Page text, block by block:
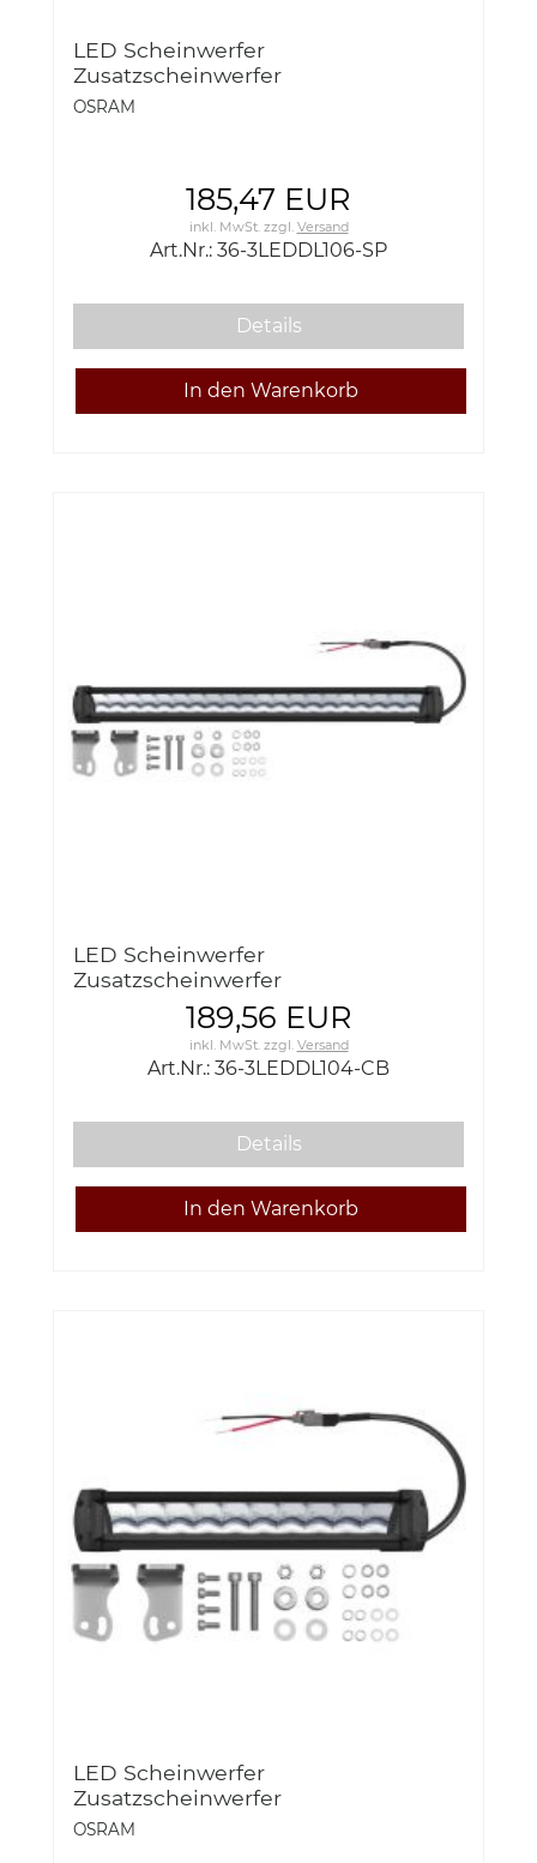
LED Scheinwerfer
Zusatzscheinwerfer
Arbeitsscheinwerfer OSRAM LED
OSRAM
185,47 EUR
inkl. MwSt.zzgl. Versand
Art.Nr.: 36-3LEDDL106-SP
Details
LED Scheinwerfer
Zusatzscheinwerfer
Arbeitsscheinwerfer FX500 COMBO
12/24V 5500 LUMEN 68W OSRAM
36-3LEDDL104-CB
189,56 EUR
inkl. MwSt.zzgl. Versand
Art.Nr.: 36-3LEDDL104-CB
Details
LED Scheinwerfer
Zusatzscheinwerfer
Arbeitsscheinwerfer FX250 SPOT
OSRAM